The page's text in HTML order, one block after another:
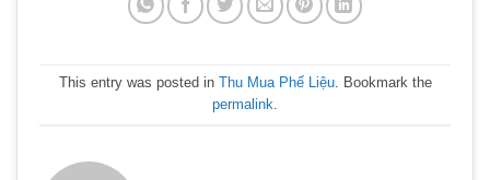
This entry was posted in Thu Mua Phế Liệu. Bookmark the
permalink.